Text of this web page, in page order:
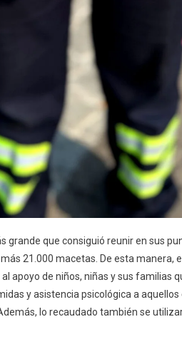
grande que consiguió reunir en sus
21.000 macetas. De esta manera,
apoyo de niños, niñas y sus familias
y asistencia psicológica a
lo recaudado también se